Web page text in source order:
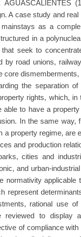
A case study and
as a
in a
seek to
by road unions,
core
the separation
rights, which,
to have a
In the same way,
a property regime, are
and production
cities and
and urban-
normativity
represent
rational use
to display
of compliance